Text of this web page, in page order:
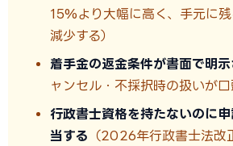
15%より大幅に高く、手元に
減少する）
着手金の返金条件が書面で明
ャンセル・不採択時の扱いが口
行政書士資格を持たないのに
当する （2026年行政書士法改